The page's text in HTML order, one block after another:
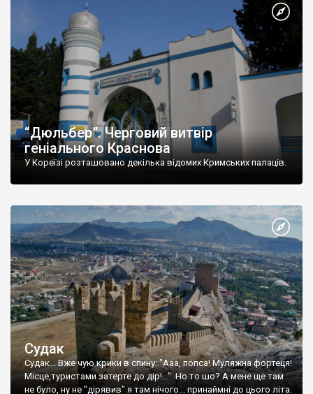
“Дюльбер”. Черговий витвір
геніального Краснова
У Кореїзі розташовано декілька відомих Кримських палаців.
Судак
Судак... Вже чую крики в спину: "Ааа, попса! Муляжна фортеця!
Місце,туристами затерте до дір!..." Но то шо? А мене ще там
не було, ну не "дірявив" я там нічого... принаймні до цього літа.